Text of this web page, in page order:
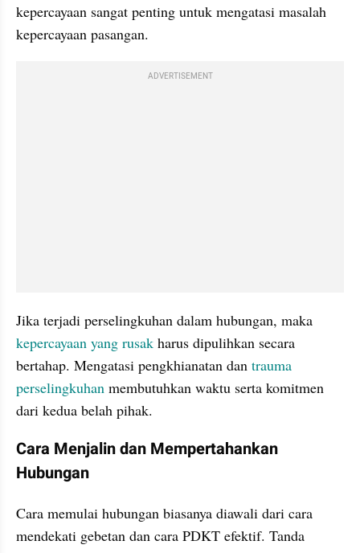
kepercayaan sangat penting untuk mengatasi masalah
kepercayaan pasangan.
ADVERTISEMENT
kepercayaan yang rusak harus dipulihkan secara
bertahap. Mengatasi pengkhianatan dan trauma
perselingkuhan membutuhkan waktu serta komitmen
dari kedua belah pihak.
Cara Menjalin dan Mempertahankan
Hubungan
Cara memulai hubungan biasanya diawali dari cara
mendekati gebetan dan cara PDKT efektif. Tanda